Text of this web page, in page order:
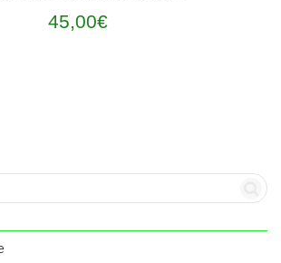
45,00€